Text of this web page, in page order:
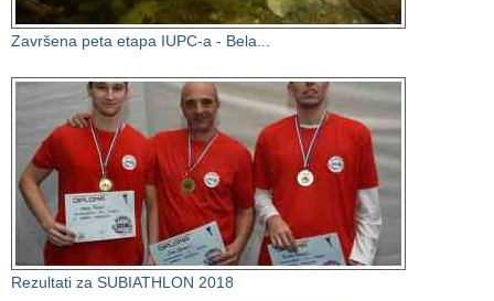
Završena peta etapa IUPC-a - Bela...
Rezultati za SUBIATHLON 2018